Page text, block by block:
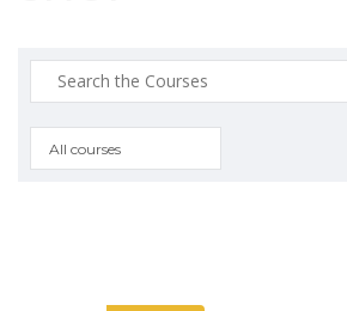
Search
for:
All courses